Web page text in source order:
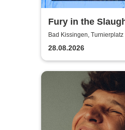
Fury in the
Fury Live Twenty
Bad Kissingen,
28.08.2026